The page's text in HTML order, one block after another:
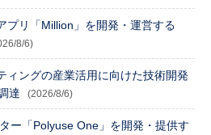
プリ「Million」を開発・運営する
8/6)
ィングの産業活用に向けた技術開発
達
(2026/8/6)
ー「Polyuse One」を開発・提供す